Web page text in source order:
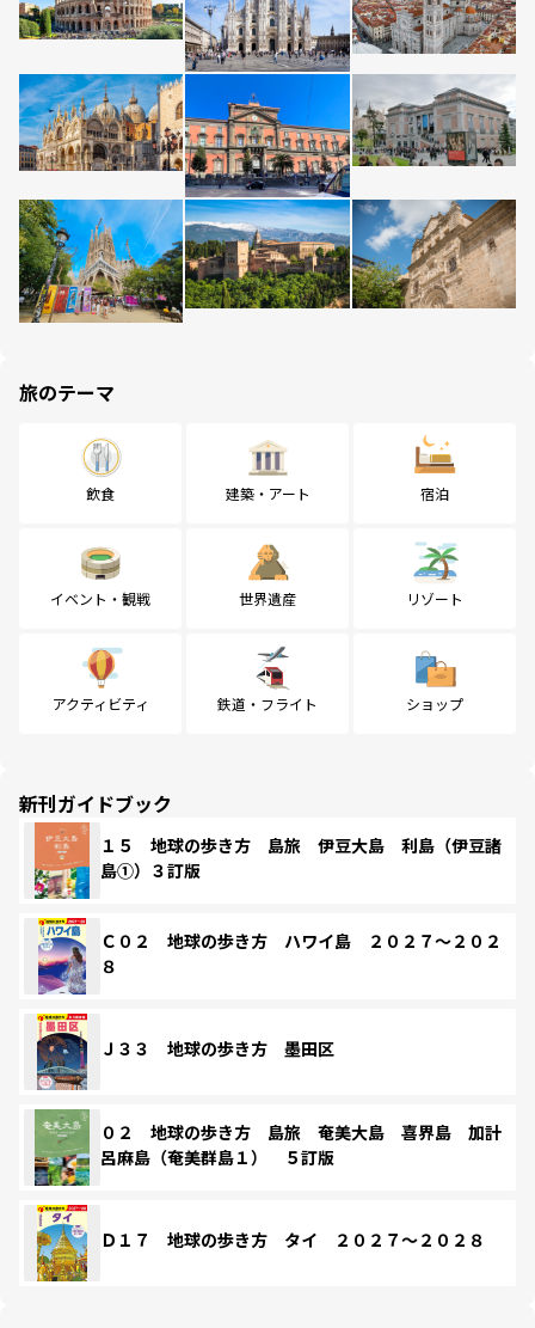
旅のテーマ
飲食 建築・アート 宿泊
イベント・観戦 世界遺産 リゾート
アクティビティ 鉄道・フライト ショップ
新刊ガイドブック
１５ 地球の歩き方 島旅 伊豆大島 利島（伊豆諸
島①）３訂版
Ｃ０２ 地球の歩き方 ハワイ島 ２０２７～２０２
８
Ｊ３３ 地球の歩き方 墨田区
０２ 地球の歩き方 島旅 奄美大島 喜界島 加計
呂麻島（奄美群島１） ５訂版
Ｄ１７ 地球の歩き方 タイ ２０２７～２０２８